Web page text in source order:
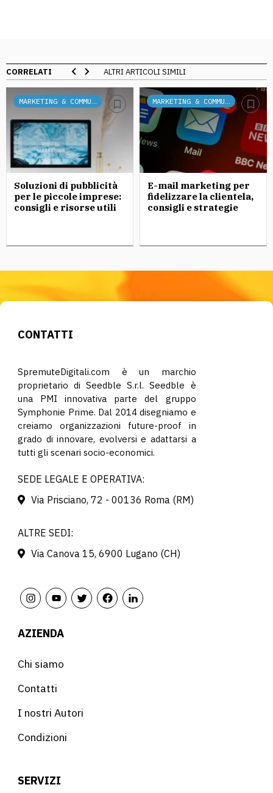
CORRELATI ALTRI ARTICOLI SIMILI
MARKETING & COMMUNICATION
Soluzioni di pubblicità
per le piccole imprese:
consigli e risorse utili
MARKETING & COMMUNICATION
E-mail marketing per
fidelizzare la clientela,
consigli e strategie
CONTATTI
SpremuteDigitali.com è un marchio
proprietario di Seedble S.r.l. Seedble è
una PMI innovativa parte del gruppo
Symphonie Prime. Dal 2014 disegniamo e
creiamo organizzazioni future-proof in
grado di innovare, evolversi e adattarsi a
tutti gli scenari socio-economici.
SEDE LEGALE E OPERATIVA:
Via Prisciano, 72 - 00136 Roma (RM)
ALTRE SEDI:
Via Canova 15, 6900 Lugano (CH)
AZIENDA
Chi siamo
Contatti
I nostri Autori
Condizioni
SERVIZI